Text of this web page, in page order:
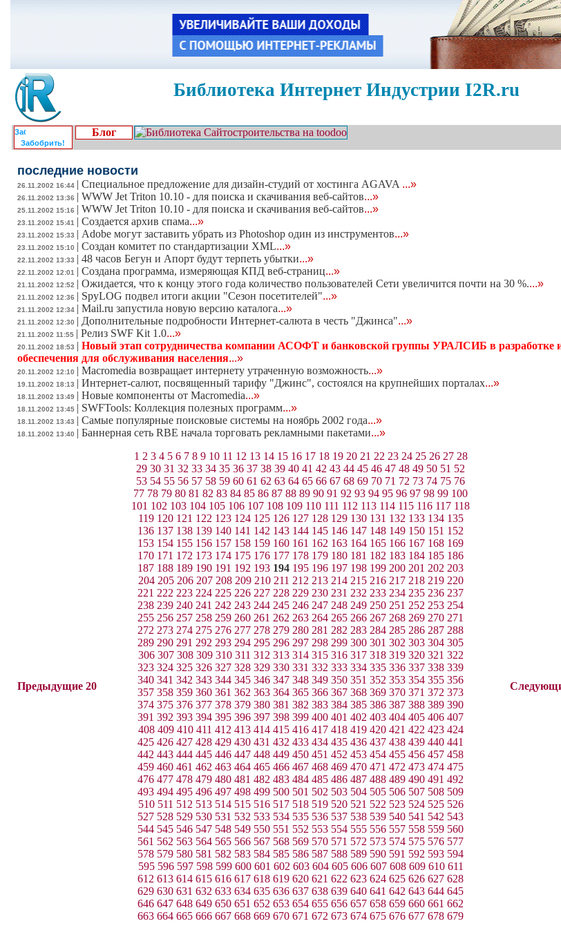
Библиотека Интернет Индустрии I2R.ru
Забобрить!
Блог
последние новости
26.11.2002 16:44 | Специальное предложение для дизайн-студий от хостинга AGAVA ...»
26.11.2002 13:36 | WWW Jet Triton 10.10 - для поиска и скачивания веб-сайтов...»
25.11.2002 15:16 | WWW Jet Triton 10.10 - для поиска и скачивания веб-сайтов...»
23.11.2002 15:41 | Создается архив спама...»
23.11.2002 15:33 | Adobe могут заставить убрать из Photoshop один из инструментов...»
23.11.2002 15:10 | Создан комитет по стандартизации XML...»
22.11.2002 13:33 | 48 часов Бегун и Апорт будут терпеть убытки...»
22.11.2002 12:01 | Создана программа, измеряющая КПД веб-страниц...»
21.11.2002 12:52 | Ожидается, что к концу этого года количество пользователей Сети увеличится почти на 30 %....»
21.11.2002 12:36 | SpyLOG подвел итоги акции "Сезон посетителей"...»
21.11.2002 12:34 | Mail.ru запустила новую версию каталога...»
21.11.2002 12:30 | Дополнительные подробности Интернет-салюта в честь "Джинса"...»
21.11.2002 11:55 | Релиз SWF Kit 1.0...»
20.11.2002 18:53 | Новый этап сотрудничества компании АСОФТ и банковской группы УРАЛСИБ в разработке
обеспечения для обслуживания населения...»
20.11.2002 12:10 | Macromedia возвращает интернету утраченную возможность...»
19.11.2002 18:13 | Интернет-салют, посвященный тарифу "Джинс", состоялся на крупнейших порталах...»
18.11.2002 13:49 | Новые компоненты от Macromedia...»
18.11.2002 13:45 | SWFTools: Коллекция полезных программ...»
18.11.2002 13:43 | Самые популярные поисковые системы на ноябрь 2002 года...»
18.11.2002 13:40 | Баннерная сеть RBE начала торговать рекламными пакетами...»
Предыдущие 20
1 2 3 4 5 6 7 8 9 10 11 12 13 14 15 16 17 18 19 20 21 22 23 24 25 26 27 28
29 30 31 32 33 34 35 36 37 38 39 40 41 42 43 44 45 46 47 48 49 50 51 52
53 54 55 56 57 58 59 60 61 62 63 64 65 66 67 68 69 70 71 72 73 74 75 76
77 78 79 80 81 82 83 84 85 86 87 88 89 90 91 92 93 94 95 96 97 98 99 100
101 102 103 104 105 106 107 108 109 110 111 112 113 114 115 116 117 118
119 120 121 122 123 124 125 126 127 128 129 130 131 132 133 134 135
136 137 138 139 140 141 142 143 144 145 146 147 148 149 150 151 152
153 154 155 156 157 158 159 160 161 162 163 164 165 166 167 168 169
170 171 172 173 174 175 176 177 178 179 180 181 182 183 184 185 186
187 188 189 190 191 192 193 194 195 196 197 198 199 200 201 202 203
204 205 206 207 208 209 210 211 212 213 214 215 216 217 218 219 220
221 222 223 224 225 226 227 228 229 230 231 232 233 234 235 236 237
238 239 240 241 242 243 244 245 246 247 248 249 250 251 252 253 254
255 256 257 258 259 260 261 262 263 264 265 266 267 268 269 270 271
272 273 274 275 276 277 278 279 280 281 282 283 284 285 286 287 288
289 290 291 292 293 294 295 296 297 298 299 300 301 302 303 304 305
306 307 308 309 310 311 312 313 314 315 316 317 318 319 320 321 322
323 324 325 326 327 328 329 330 331 332 333 334 335 336 337 338 339
340 341 342 343 344 345 346 347 348 349 350 351 352 353 354 355 356
357 358 359 360 361 362 363 364 365 366 367 368 369 370 371 372 373
374 375 376 377 378 379 380 381 382 383 384 385 386 387 388 389 390
391 392 393 394 395 396 397 398 399 400 401 402 403 404 405 406 407
408 409 410 411 412 413 414 415 416 417 418 419 420 421 422 423 424
425 426 427 428 429 430 431 432 433 434 435 436 437 438 439 440 441
442 443 444 445 446 447 448 449 450 451 452 453 454 455 456 457 458
459 460 461 462 463 464 465 466 467 468 469 470 471 472 473 474 475
476 477 478 479 480 481 482 483 484 485 486 487 488 489 490 491 492
493 494 495 496 497 498 499 500 501 502 503 504 505 506 507 508 509
510 511 512 513 514 515 516 517 518 519 520 521 522 523 524 525 526
527 528 529 530 531 532 533 534 535 536 537 538 539 540 541 542 543
544 545 546 547 548 549 550 551 552 553 554 555 556 557 558 559 560
561 562 563 564 565 566 567 568 569 570 571 572 573 574 575 576 577
578 579 580 581 582 583 584 585 586 587 588 589 590 591 592 593 594
595 596 597 598 599 600 601 602 603 604 605 606 607 608 609 610 611
612 613 614 615 616 617 618 619 620 621 622 623 624 625 626 627 628
629 630 631 632 633 634 635 636 637 638 639 640 641 642 643 644 645
646 647 648 649 650 651 652 653 654 655 656 657 658 659 660 661 662
663 664 665 666 667 668 669 670 671 672 673 674 675 676 677 678 679